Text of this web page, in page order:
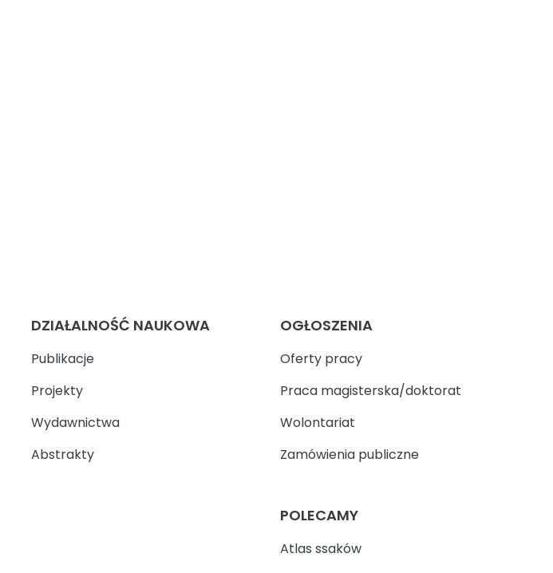
DZIAŁALNOŚĆ NAUKOWA
Publikacje
Projekty
Wydawnictwa
Abstrakty
OGŁOSZENIA
Oferty pracy
Praca magisterska/doktorat
Wolontariat
Zamówienia publiczne
POLECAMY
Atlas ssaków